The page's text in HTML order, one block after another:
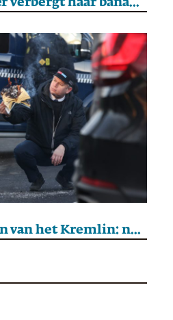
Zweedse minister verbergt haar bananenfobie niet langer
Het geheime plan van het Kremlin: nepprotesten tegen Erdogan en Turkije